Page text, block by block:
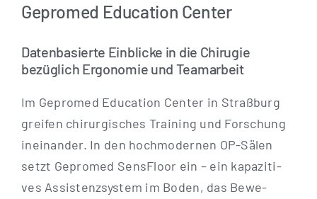
Gepromed Education Center
Datenbasierte Einblicke in die Chirugie
bezüglich Ergonomie und Teamarbeit
Im Gepro­med Edu­ca­ti­on Cen­ter in Straß­burg
grei­fen chir­ur­gi­sches Trai­ning und For­schung
inein­an­der. In den hoch­mo­der­nen OP-Sälen
setzt Gepro­med Sen­s­Flo­or ein – ein kapa­zi­ti­
ves Assis­tenz­sys­tem im Boden, das Bewe­